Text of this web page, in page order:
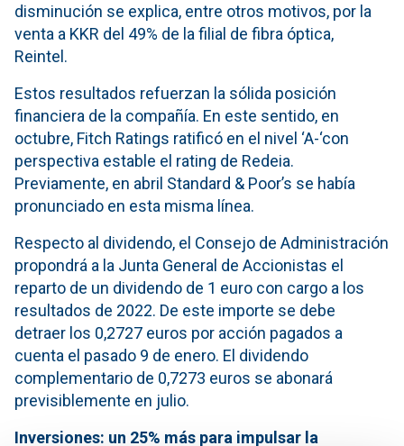
disminución se explica, entre otros motivos, por la
venta a KKR del 49% de la filial de fibra óptica,
Reintel.
Estos resultados refuerzan la sólida posición
financiera de la compañía. En este sentido, en
octubre, Fitch Ratings ratificó en el nivel ‘A-‘con
perspectiva estable el rating de Redeia.
Previamente, en abril Standard & Poor’s se había
pronunciado en esta misma línea.
Respecto al dividendo, el Consejo de Administración
propondrá a la Junta General de Accionistas el
reparto de un dividendo de 1 euro con cargo a los
resultados de 2022. De este importe se debe
detraer los 0,2727 euros por acción pagados a
cuenta el pasado 9 de enero. El dividendo
complementario de 0,7273 euros se abonará
previsiblemente en julio.
Inversiones: un 25% más para impulsar la